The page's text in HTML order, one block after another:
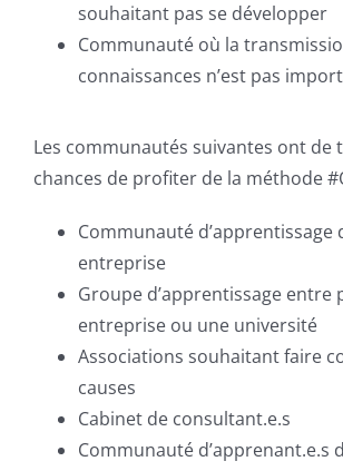
souhaitant pas se développer
Communauté où la
connaissances n’est pas
Les communautés suivantes ont de
chances de profiter de la méthode
Communauté d’apprentissage
entreprise
Groupe d’apprentissage entre
entreprise ou une université
Associations souhaitant faire
causes
Cabinet de consultant.e.s
Communauté d’apprenant.e.s